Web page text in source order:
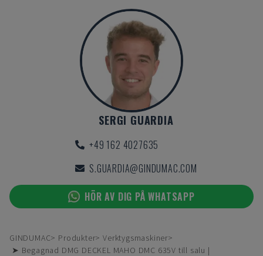
SERGI GUARDIA
+49 162 4027635
S.GUARDIA@GINDUMAC.COM
HÖR AV DIG PÅ WHATSAPP
GINDUMAC Produkter
Verktygsmaskiner
➤ Begagnad DMG DECKEL MAHO DMC 635V till salu |